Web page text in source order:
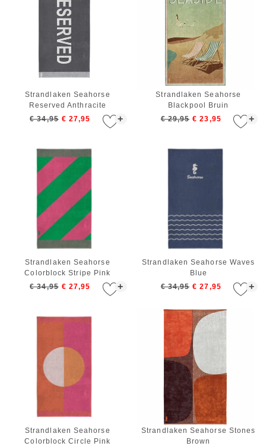
+
Strandlaken Seahorse
Reserved Anthracite
€ 34,95 € 27,95 +
Strandlaken Seahorse
Blackpool Bruin
€ 29,95 € 23,95
+
Strandlaken Seahorse
Colorblock Stripe Pink
€ 34,95 € 27,95 +
Strandlaken Seahorse Waves
Blue
€ 34,95 € 27,95
Strandlaken Seahorse
Colorblock Circle Pink
Strandlaken Seahorse Stones
Brown